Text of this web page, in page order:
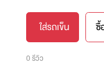
ใส่รถเข็น ซื้
0 รีวิว